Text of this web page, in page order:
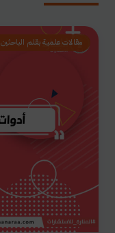
مقالات علمية بقلم الباحثين